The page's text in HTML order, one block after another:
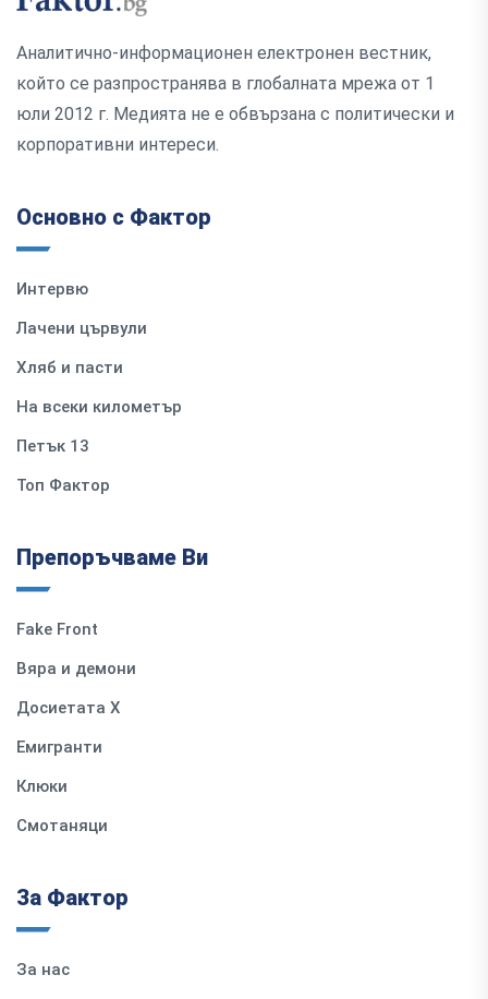
Аналитично-информационен електронен вестник,
който се разпространява в глобалната мрежа от 1
юли 2012 г. Медията не е обвързана с политически и
корпоративни интереси.
Основно с Фактор
Интервю
Лачени цървули
Хляб и пасти
На всеки километър
Петък 13
Топ Фактор
Препоръчваме Ви
Fake Front
Вяра и демони
Досиетата Х
Емигранти
Клюки
Смотаняци
За Фактор
За нас